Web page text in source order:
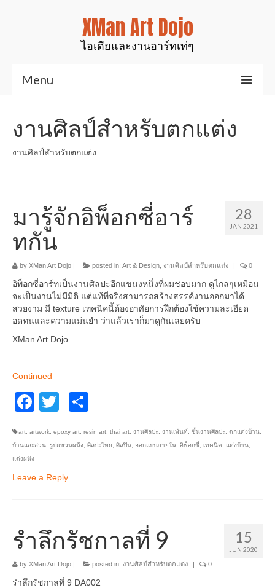
XMan Art Dojo
ไอเดียและงานอาร์ทเท่ๆ
Menu
Art & Design
งานเรซิ่นเคลือบไม้
งานศิลป์สำหรับตกแต่ง
รูปปั้นสัตว์ต่างๆ
อื่นๆ
งานศิลป์สำหรับตกแต่ง
งานศิลป์สำหรับตกแต่ง
28
JAN 2021
มารู้จักอิพ็อกซี่อาร์
ทกัน
by XMan Art Dojo | posted in: Art & Design งานศิลป์สำหรับตกแต่ง | 0
อิพ็อกซี่อาร์ทเป็นงานศิลปะอีกแขนงหนึ่งที่ผมชอบมาก ดูไกลๆเหมือน
จะเป็นงานไม่มีมิติ แต่แท้ที่จริงสามารถสร้างสรรค์งานออกมาได้
สวยงาม มี texture เทคนิคนี้ต้องอาศัยการฝึกต้องใช้ความละเอียด
อดทนและความแม่นยำ ว่าแล้วเราก็มาดูกันเลยครับ
XMan Art Dojo
Continued
Facebook
Twitter
art artwork epoxy art resin art thai art งานศิลปะ งานเพ้นท์ ชิ้นงานศิลปะ ตกแต่งบ้าน
บ้านและสวน รูปแขวนผนัง ศิลปะไทย ศิลปิน ออกแบบภายใน อิพ็อกซี่ เทคนิค แต่งบ้าน
แต่งผนัง
Leave a Reply
15
JUN 2020
รำลึกรัชกาลที่ 9
by XMan Art Dojo | posted in: งานศิลป์สำหรับตกแต่ง | 0
รำลึกรัชกาลที่ 9 DA002